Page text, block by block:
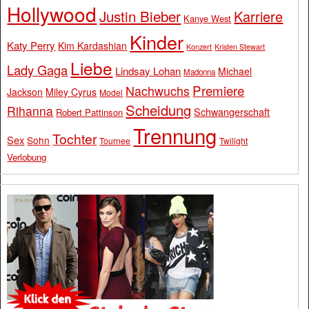
Hollywood Justin Bieber Kanye West Karriere
Katy Perry Kim Kardashian Kinder Konzert Kristen Stewart
Lady Gaga Liebe Lindsay Lohan Madonna Michael
Jackson Miley Cyrus Model Nachwuchs Premiere
Rihanna Robert Pattinson Scheidung Schwangerschaft
Sex Sohn Tochter Tournee Trennung Twilight
Verlobung